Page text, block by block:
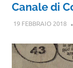
Canale di
19 FEBBRAIO 2018